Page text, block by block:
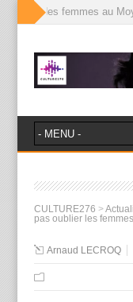
des femmes au
CULTURE276 >
pas oublier les
Arnaud LECROQ